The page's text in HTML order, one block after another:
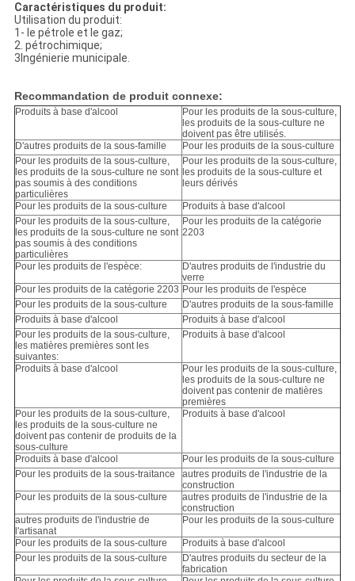
Caractéristiques du produit:
Utilisation du produit:
1- le pétrole et le gaz;
2. pétrochimique;
3Ingénierie municipale.
Recommandation de produit connexe:
Produits à base d'alcool
Pour les produits de la sous-culture,
les produits de la sous-culture ne
doivent pas être utilisés.
D'autres produits de la sous-famille
Pour les produits de la sous-culture
Pour les produits de la sous-culture,
les produits de la sous-culture ne sont
pas soumis à des conditions
particulières
Pour les produits de la sous-culture,
les produits de la sous-culture et
leurs dérivés
Pour les produits de la sous-culture
Produits à base d'alcool
Pour les produits de la sous-culture,
les produits de la sous-culture ne sont
pas soumis à des conditions
particulières
Pour les produits de la catégorie
2203
Pour les produits de l'espèce:
D'autres produits de l'industrie du
verre
Pour les produits de la catégorie 2203 Pour les produits de l'espèce
Pour les produits de la sous-culture
D'autres produits de la sous-famille
Produits à base d'alcool
Produits à base d'alcool
Pour les produits de la sous-culture,
les matières premières sont les
suivantes:
Produits à base d'alcool
Produits à base d'alcool
Pour les produits de la sous-culture,
les produits de la sous-culture ne
doivent pas contenir de matières
premières
Pour les produits de la sous-culture,
les produits de la sous-culture ne
doivent pas contenir de produits de la
sous-culture
Produits à base d'alcool
Produits à base d'alcool
Pour les produits de la sous-culture
Pour les produits de la sous-traitance
autres produits de l'industrie de la
construction
Pour les produits de la sous-culture
autres produits de l'industrie de la
construction
autres produits de l'industrie de
l'artisanat
Pour les produits de la sous-culture
Pour les produits de la sous-culture
Produits à base d'alcool
Pour les produits de la sous-culture
D'autres produits du secteur de la
fabrication